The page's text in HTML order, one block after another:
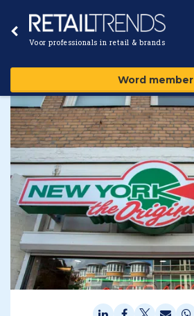
Voor professionals in retail & brands
Word member